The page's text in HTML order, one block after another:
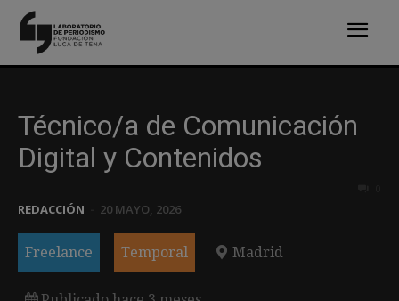
Técnico/a de Comunicación
Digital y Contenidos
REDACCIÓN 20 MAYO, 2026
Freelance Temporal Madrid